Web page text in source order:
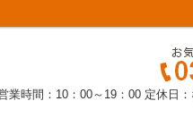
業時間：10：00～19：00 定休日